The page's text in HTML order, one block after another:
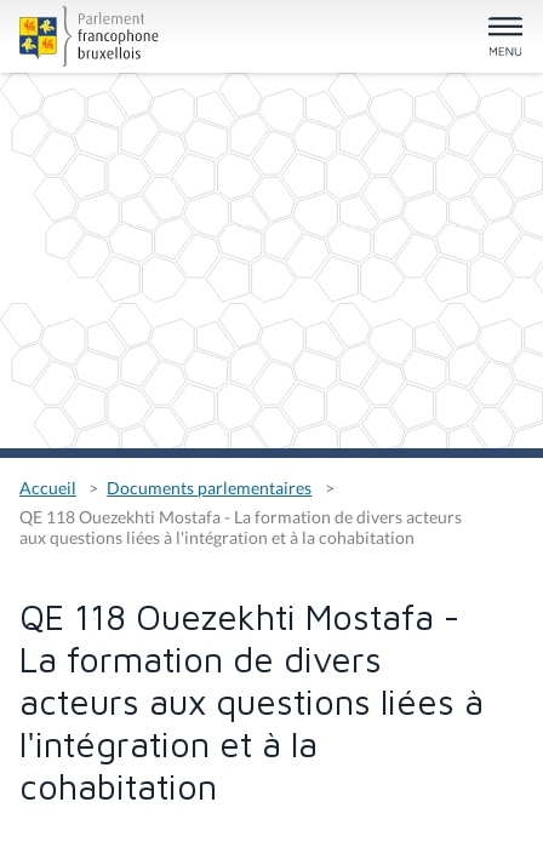
Accueil
Documents parlementaires
QE 118 Ouezekhti Mostafa - La formation de divers acteurs
aux questions liées à l'intégration et à la cohabitation
QE 118 Ouezekhti Mostafa -
La formation de divers
acteurs aux questions liées à
l'intégration et à la
cohabitation